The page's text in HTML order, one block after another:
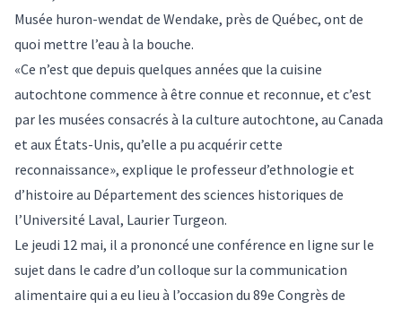
Musée huron-wendat de Wendake, près de Québec, ont de
quoi mettre l’eau à la bouche.
«Ce n’est que depuis quelques années que la cuisine
autochtone commence à être connue et reconnue, et c’est
par les musées consacrés à la culture autochtone, au Canada
et aux États-Unis, qu’elle a pu acquérir cette
reconnaissance», explique le professeur d’ethnologie et
d’histoire au Département des sciences historiques de
l’Université Laval, Laurier Turgeon.
Le jeudi 12 mai, il a prononcé une conférence en ligne sur le
sujet dans le cadre d’un colloque sur la communication
alimentaire qui a eu lieu à l’occasion du 89e Congrès de